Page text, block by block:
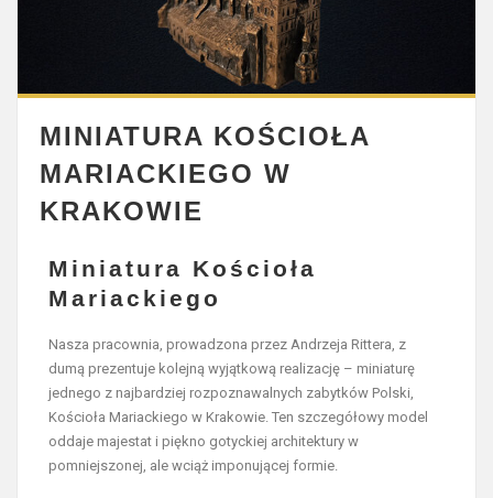
MINIATURA KOŚCIOŁA
MARIACKIEGO W
KRAKOWIE
Miniatura Kościoła
Mariackiego
Nasza pracownia, prowadzona przez Andrzeja Rittera, z
dumą prezentuje kolejną wyjątkową realizację – miniaturę
jednego z najbardziej rozpoznawalnych zabytków Polski,
Kościoła Mariackiego w Krakowie. Ten szczegółowy model
oddaje majestat i piękno gotyckiej architektury w
pomniejszonej, ale wciąż imponującej formie.